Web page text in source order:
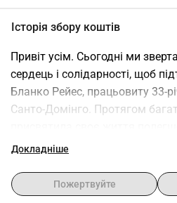
Історія збору коштів
Привіт усім. Сьогодні ми
сердець і солідарності, щоб
Бланко Рейес, працьовиту 33-
Санто-Домінго. Протягом
свої масажі. Своїми руками
На жаль, сьогодні її власне
зцілюючі руки тепер просять
Докладніше
Пожертвуйте